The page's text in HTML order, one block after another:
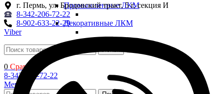
Промышленные ЛКМ
Декоративные ЛКМ
Поиск
0 Сравнить
8-342-206-72-22
Меню
г. Пермь, ул. Бродовский тракт, 5 г, секция И
8-342-206-72-22
8-902-633-22-29
Viber